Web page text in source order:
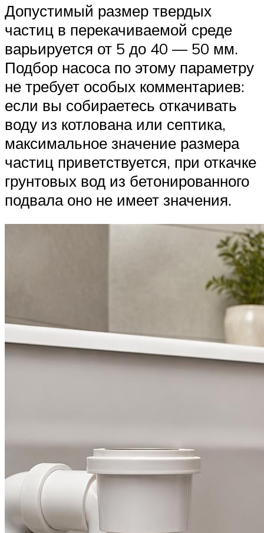
Допустимый размер твердых
частиц в перекачиваемой среде
варьируется от 5 до 40 — 50 мм.
Подбор насоса по этому параметру
не требует особых комментариев:
если вы собираетесь откачивать
воду из котлована или септика,
максимальное значение размера
частиц приветствуется, при откачке
грунтовых вод из бетонированного
подвала оно не имеет значения.